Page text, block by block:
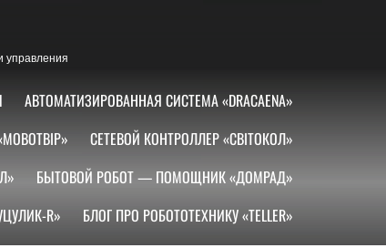
управления
АВТОМАТИЗИРОВАННАЯ СИСТЕМА «DRACAENA»
СЕТЕВОЙ КОНТРОЛЛЕР «СВІТОКОЛ»
БЫТОВОЙ РОБОТ — ПОМОЩНИК «ДОМРАД»
R» БЛОГ ПРО РОБОТОТЕХНИКУ «TELLER»